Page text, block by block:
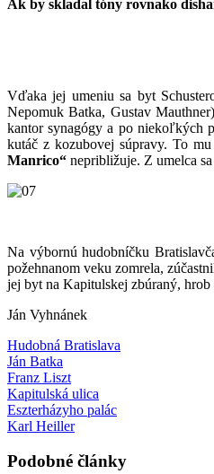
Ak by skladal tóny rovnako
Vďaka jej umeniu sa byt
Nepomuk Batka, Gustav
kantor synagógy a po niekoľkých
kutáč z kozubovej súpravy. To
Manrico“ nepribližuje. Z umelca
Na výbornú hudobníčku
požehnanom veku zomrela,
jej byt na Kapitulskej zbúraný,
Ján Vyhnánek
Hudobná Bratislava
Ján Batka
Franz Liszt
Kapitulská ulica
Eszterházyho palác
Karl Heiller
Podobné články